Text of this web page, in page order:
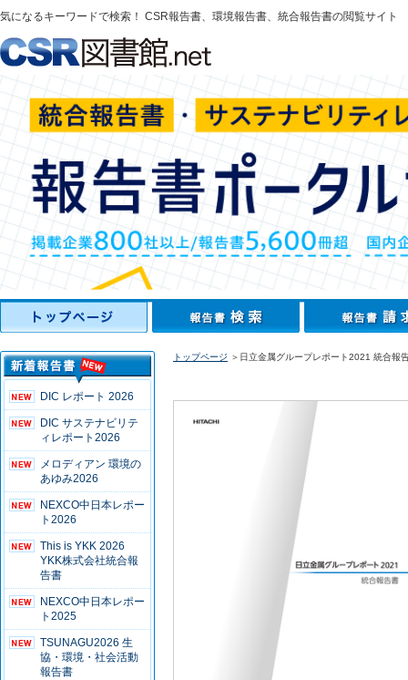
気になるキーワードで検索！ CSR報告書、環境報告書、統合報告書の閲覧サイト
DIC レポート 2026
DIC サステナビリテ
ィレポート2026
メロディアン 環境の
あゆみ2026
NEXCO中日本レポー
ト2026
This is YKK 2026
YKK株式会社統合報
告書
NEXCO中日本レポー
ト2025
TSUNAGU2026 生
協・環境・社会活動
報告書
トップページ ＞日立金属グループレポート2021 統合報